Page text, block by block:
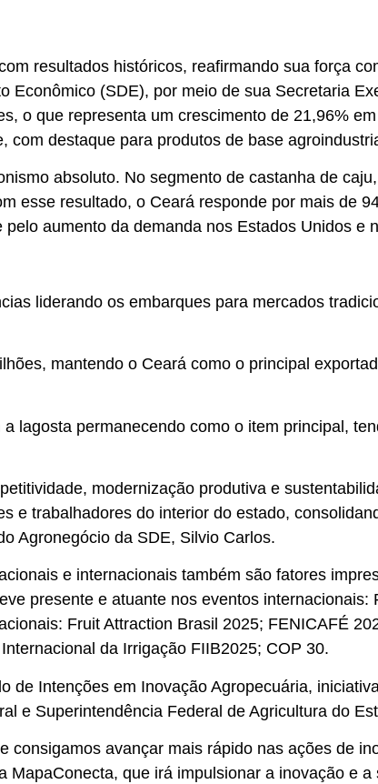
resultados históricos, reafirmando sua força
(SDE), por meio de sua Secretaria
o que representa um crescimento de 21,96%
destaque para produtos de base
absoluto. No segmento de castanha de
esse resultado, o Ceará responde por mais de
aumento da demanda nos Estados Unidos e
liderando os embarques para mercados
mantendo o Ceará como o principal
lagosta permanecendo como o item principal,
modernização produtiva e
e trabalhadores do interior do estado,
Agronegócio da SDE, Silvio Carlos.
e internacionais também são fatores
presente e atuante nos eventos
Fruit Attraction Brasil 2025; FENICAFÉ
da Irrigação FIIB2025; COP 30.
Intenções em Inovação Agropecuária,
e Superintendência Federal de Agricultura do
avançar mais rápido nas ações de
que irá impulsionar a inovação e